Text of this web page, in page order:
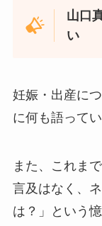
山口
い
妊娠・出産に
に何も語ってい
また、これま
言及はなく、
は？」という